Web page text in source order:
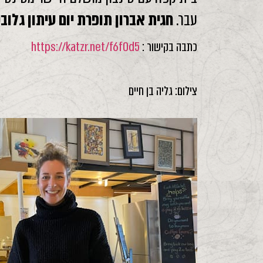
עבר.חגית אברון תופרת יום עיתון
כתבה בקישור : https://katzr.net/f6f0d5
צילום: גליה בן חיים